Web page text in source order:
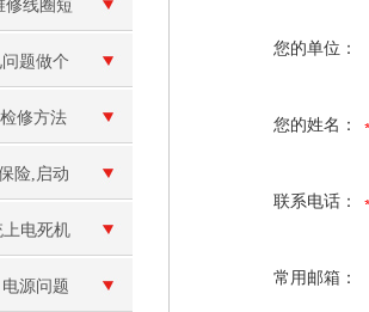
修线圈短
题做个
修方法
险,启动
上电死机
源问题
您的单位：
您的姓名：
联系电话：
常用邮箱：